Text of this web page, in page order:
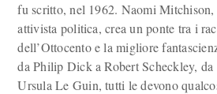
fu scritto, nel 1962. Naomi Mitchison,
attivista politica, crea un ponte tra i
dell’Ottocento e la migliore
da Philip Dick a Robert Scheckley,
Ursula Le Guin, tutti le devono